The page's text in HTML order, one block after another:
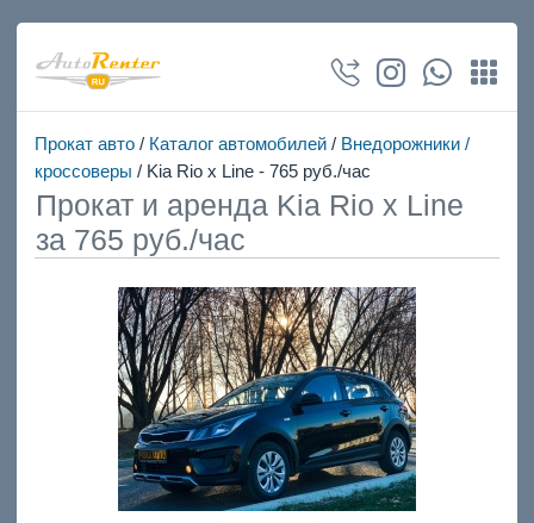
Прокат авто/ Каталог автомобилей/ Внедорожники /
кроссоверы / Kia Rio x Line - 765 руб./час
Прокат и аренда Kia Rio x Line
за 765 руб./час